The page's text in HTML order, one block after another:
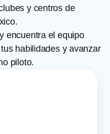
y centros de
encuentra el equipo
habilidades y avanzar
piloto.